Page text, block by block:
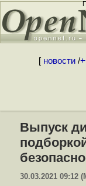
[ новости/
Выпуск
30.03.2021 09:12